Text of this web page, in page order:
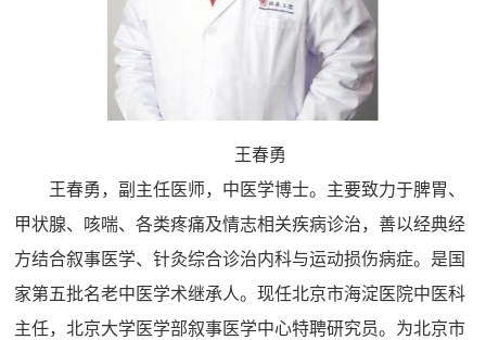
王春勇
王春勇，副主任医师，中医学博士。主要致力于脾胃、
甲状腺、咳喘、各类疼痛及情志相关疾病诊治，善以经典经
方结合叙事医学、针灸综合诊治内科与运动损伤病症。是国
家第五批名老中医学术继承人。现任北京市海淀医院中医科
主任，北京大学医学部叙事医学中心特聘研究员。为北京市